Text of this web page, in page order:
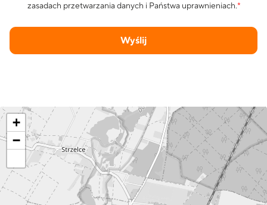
zasadach przetwarzania danych i Państwa uprawnieniach.*
Wyślij
+
−